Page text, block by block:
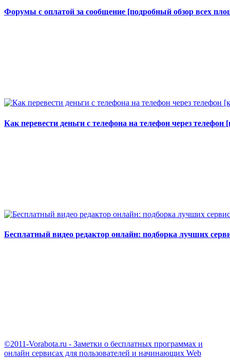
Форумы с оплатой за сообщение [подробный обзор всех
Как перевести деньги с телефона на телефон через
Бесплатный видео редактор онлайн: подборка лучших
©2011-Vorabota.ru - Заметки о бесплатных программах и
онлайн сервисах для пользователей и начинающих Web